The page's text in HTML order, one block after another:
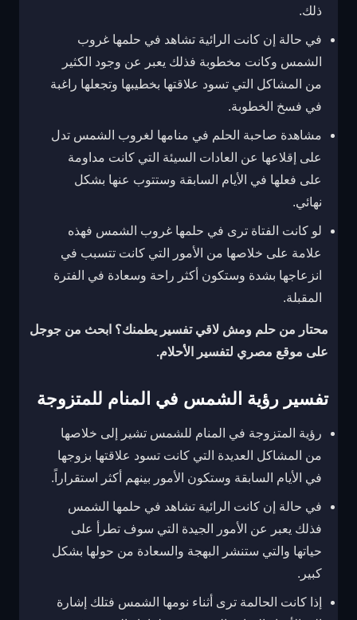
ذلك.
في حالة إن كانت الرائية تشاهد في حلمها غروب
الشمس وكانت مخطوبة فذلك يعبر عن وجود الكثير
من المشاكل التي تسود علاقتها بخطيبها وتجعلها راغبة
في فسخ الخطوبة.
مشاهدة صاحبة الحلم في منامها لغروب الشمس تدل
على إقلاعها عن العادات السيئة التي كانت مداومة
على فعلها في الأيام السابقة وستتوب عنها بشكل
نهائي.
لو كانت الفتاة ترى في حلمها غروب الشمس فهذه
علامة على خلاصها من الأمور التي كانت تتسبب في
انزعاجها بشدة وستكون أكثر راحة وسعادة في الفترة
المقبلة.
محتار من حلم ومش لاقي تفسير يطمنك؟ ابحث من جوجل
على موقع مصري لتفسير الأحلام.
تفسير رؤية الشمس في المنام للمتزوجة
رؤية المتزوجة في المنام للشمس تشير إلى خلاصها
من المشاكل العديدة التي كانت تسود علاقتها بزوجها
في الأيام السابقة وستكون الأمور بينهم أكثر استقراراً.
في حالة إن كانت الرائية تشاهد في حلمها الشمس
فذلك يعبر عن الأمور الجيدة التي سوف تطرأ على
حياتها والتي ستنشر البهجة والسعادة من حولها بشكل
كبير.
إذا كانت الحالمة ترى أثناء نومها الشمس فتلك إشارة